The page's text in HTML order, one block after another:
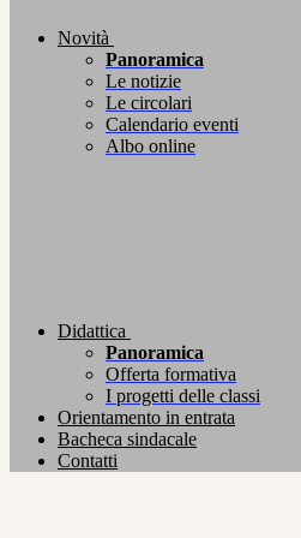
Novità
Panoramica
Le notizie
Le circolari
Calendario eventi
Albo online
Didattica
Panoramica
Offerta formativa
I progetti delle classi
Orientamento in entrata
Bacheca sindacale
Contatti